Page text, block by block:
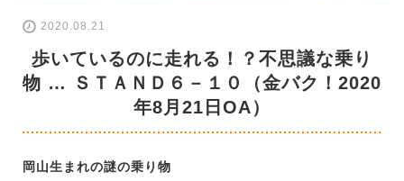
2020.08.21
歩いているのに走れる！？不思議な乗り
物 … ＳＴＡＮＤ６－１０（金バク！2020
年8月21日OA）
岡山生まれの謎の乗り物